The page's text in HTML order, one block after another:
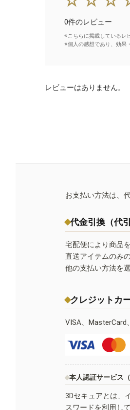
0件のレビュー
※こちらに掲載しているレ
※個人の感想であり、効果
レビューはありません。
お支払い方法は、
代金引換（代
宅配便により商品
直送アイテムのみ
他の支払い方法を
クレジットカ
VISA、MasterCard
本人認証サービス
3Dセキュアとは、
スワードを利用し